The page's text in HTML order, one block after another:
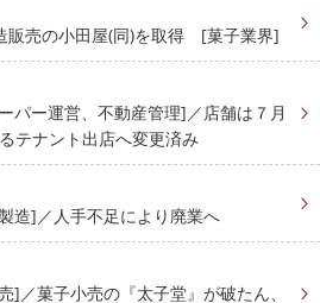
販売の小田屋(同)を取得 [菓子業界]
ー運営、不動産管理]／店舗は７月
テナント出店へ変更済み
造]／人手不足により廃業へ
菓子小売の『太子堂』が破たん、